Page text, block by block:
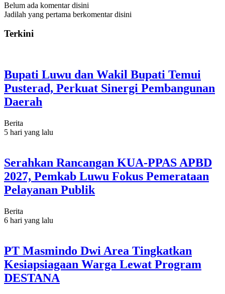
Belum ada komentar disini
Jadilah yang pertama berkomentar disini
Terkini
Bupati Luwu dan Wakil Bupati Temui
Pusterad, Perkuat Sinergi Pembangunan
Daerah
Berita
5 hari yang lalu
Serahkan Rancangan KUA-PPAS APBD
2027, Pemkab Luwu Fokus Pemerataan
Pelayanan Publik
Berita
6 hari yang lalu
PT Masmindo Dwi Area Tingkatkan
Kesiapsiagaan Warga Lewat Program
DESTANA